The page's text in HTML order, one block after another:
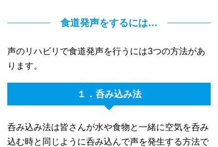
食道発声をするには…
声のリハビリで食道発声を行うには3つの方法があ
ります。
１．呑み込み法
呑み込み法は皆さんが水や食物と一緒に空気を呑み
込む時と同じように呑み込んで声を発生する方法で